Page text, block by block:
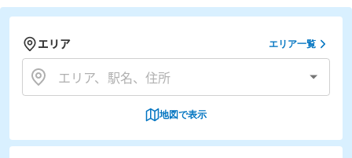
エリア エリア一覧
地図で表示